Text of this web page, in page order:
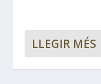
LLEGIR MÉS